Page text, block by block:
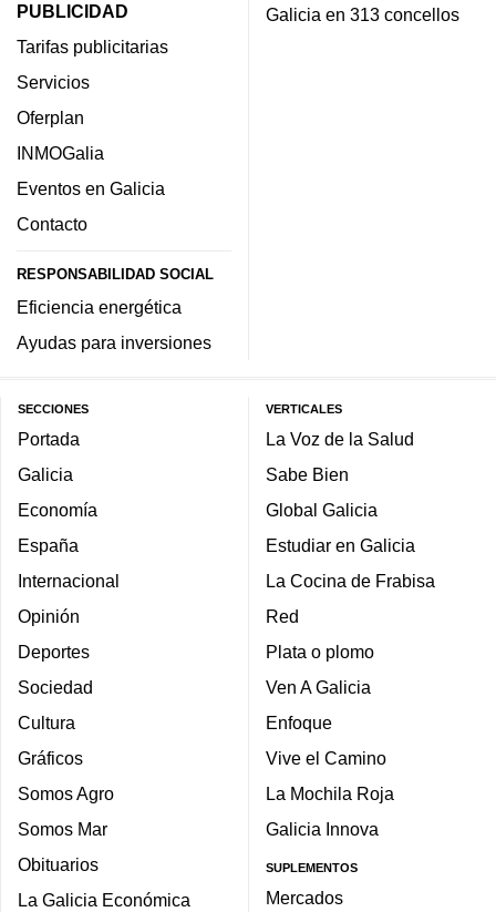
PUBLICIDAD
Tarifas publicitarias
Servicios
Oferplan
INMOGalia
Eventos en Galicia
Contacto
RESPONSABILIDAD SOCIAL
Eficiencia energética
Ayudas para inversiones
Galicia en 313 concellos
SECCIONES
Portada
Galicia
Economía
España
Internacional
Opinión
Deportes
Sociedad
Cultura
Gráficos
Somos Agro
Somos Mar
Obituarios
La Galicia Económica
VERTICALES
La Voz de la Salud
Sabe Bien
Global Galicia
Estudiar en Galicia
La Cocina de Frabisa
Red
Plata o plomo
Ven A Galicia
Enfoque
Vive el Camino
La Mochila Roja
Galicia Innova
SUPLEMENTOS
Mercados